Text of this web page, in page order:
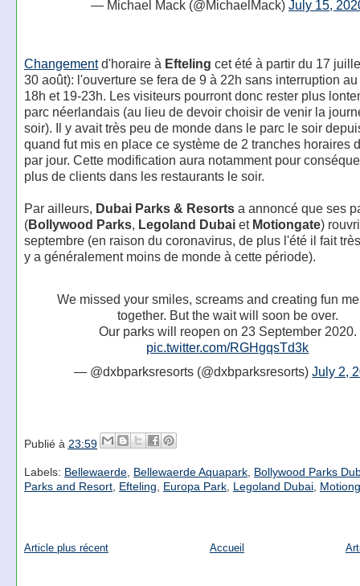
— Michael Mack (@MichaelMack) July 15,
Changementd'horaire à Efteling cet été à partir du 17
30 août): l'ouverture se fera de 9 à 22h sans interruption
18h et 19-23h. Les visiteurs pourront donc rester plus
parc néerlandais (au lieu de devoir choisir de venir la
soir). Il y avait très peu de monde dans le parc le soir
quand fut mis en place ce système de 2 tranches horaires
par jour. Cette modification aura notamment pour
plus de clients dans les restaurants le soir.
Par ailleurs, Dubai Parks & Resortsa annoncé que ses
(Bollywood Parks, Legoland Dubaiet Motiongate)
septembre (en raison du coronavirus, de plus l'été il fait
y a généralement moins de monde à cette période).
We missed your smiles, screams and creating fun
together. But the wait will soon be over.
Our parks will reopen on 23 September 2020.
pic.twitter.com/RGHgqsTd3k
— @dxbparksresorts (@dxbparksresorts)July 2,
Publié à 23:59
Labels: Bellewaerde, Bellewaerde Aquapark, Bollywood Parks
Parks and Resort, Efteling Europa Park, Legoland Dubai,
Article plus récent Accueil